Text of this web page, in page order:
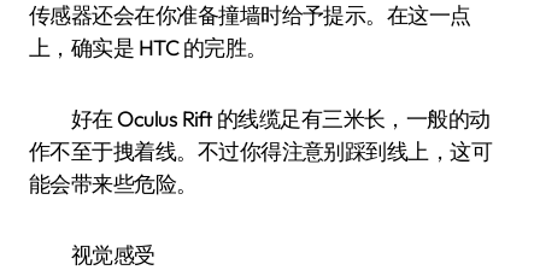
传感器还会在你准备撞墙时给予提示。在这一点
上，确实是 HTC 的完胜。
好在 Oculus Rift 的线缆足有三米长，一般的动
作不至于拽着线。不过你得注意别踩到线上，这可
能会带来些危险。
视觉感受